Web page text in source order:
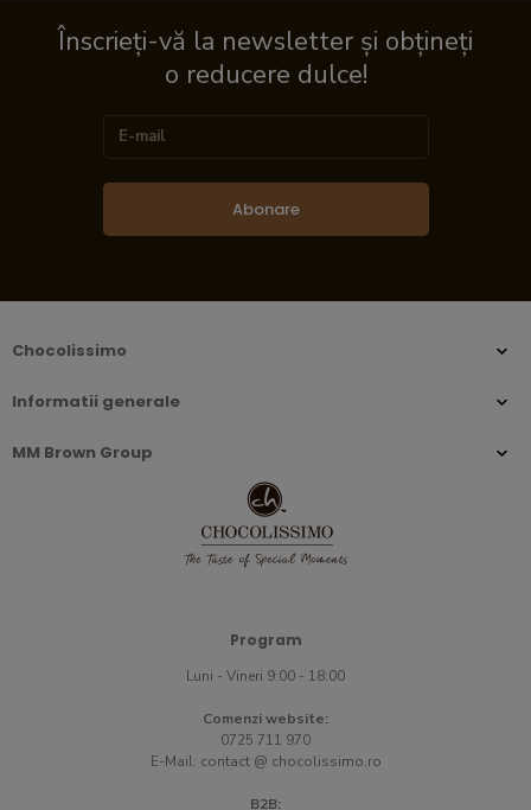
Înscrieți-vă la newsletter și obțineți
o reducere dulce!
Abonare
Chocolissimo
Informatii generale
MM Brown Group
Program
Luni - Vineri 9:00 - 18:00
Comenzi website:
0725 711 970
E-Mail: contact @ chocolissimo.ro
B2B: